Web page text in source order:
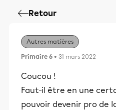
Retour
Autres matières
Primaire 6 • 31 mars 2022
Coucou !
Faut-il être en une
pouvoir devenir pro de